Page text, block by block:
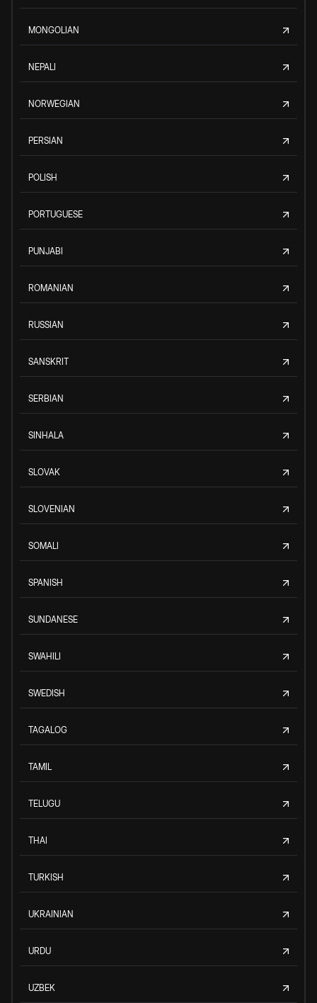
MONGOLIAN
NEPALI
NORWEGIAN
PERSIAN
POLISH
PORTUGUESE
PUNJABI
ROMANIAN
RUSSIAN
SANSKRIT
SERBIAN
SINHALA
SLOVAK
SLOVENIAN
SOMALI
SPANISH
SUNDANESE
SWAHILI
SWEDISH
TAGALOG
TAMIL
TELUGU
THAI
TURKISH
UKRAINIAN
URDU
UZBEK